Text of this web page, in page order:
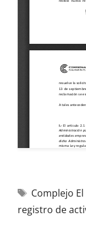
Complejo
registro de